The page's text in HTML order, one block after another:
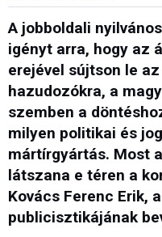
A jobboldali
igényt arra, hogy az
erejével sújtson le
hazudozókra, a
szemben a
milyen politikai és
mártírgyártás. Most
látszana e téren a
Kovács Ferenc Erik,
publicisztikájának